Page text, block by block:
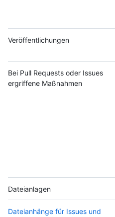
Veröffentlichungen
Bei Pull Requests oder Issues
ergriffene Maßnahmen
Dateianlagen
Dateianhänge für Issues und